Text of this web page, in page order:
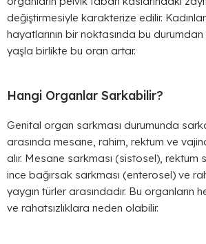
değiştirmesiyle karakterize edilir.
hayatlarının bir noktasında bu
yaşla birlikte bu oran artar.
Hangi Organlar Sarkabilir?
Genital organ sarkması durumunda
arasında mesane, rahim, rektum ve
alır. Mesane sarkması (sistosel), rektum
ince bağırsak sarkması (enterosel) ve
yaygın türler arasındadır. Bu organların
ve rahatsızlıklara neden olabilir.